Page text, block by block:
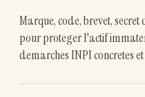
Marque, code, brevet,
pour proteger l'actif
demarches INPI concretes